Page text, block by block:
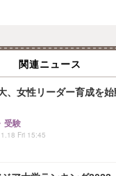
関連ニュース
、女性リーダー育成を
受験
Fri 15:45